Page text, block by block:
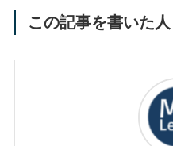
この記事を書いた人